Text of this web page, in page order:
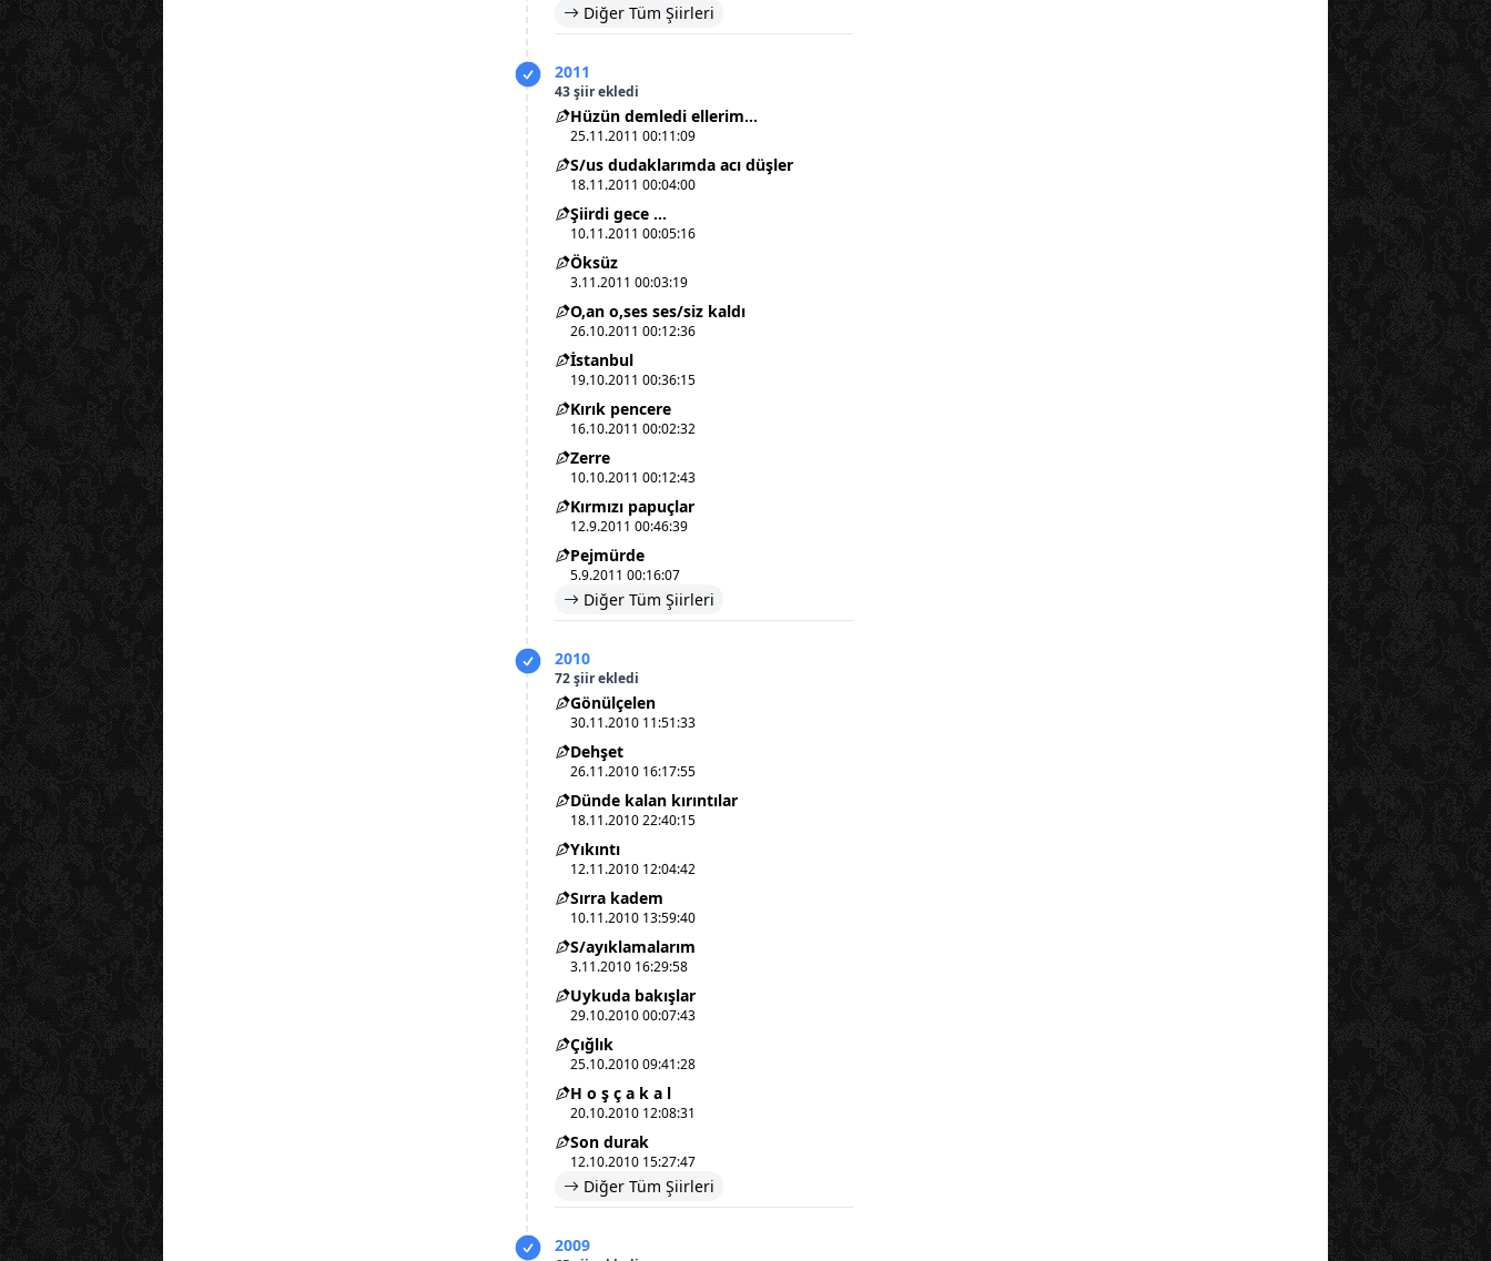
Diğer Tüm Şiirleri
2011
43 şiir ekledi
Hüzün demledi ellerim…
25.11.2011 00:11:09
S/us dudaklarımda acı düşler
18.11.2011 00:04:00
Şiirdi gece …
10.11.2011 00:05:16
Öksüz
3.11.2011 00:03:19
O,an o,ses ses/siz kaldı
26.10.2011 00:12:36
İstanbul
19.10.2011 00:36:15
Kırık pencere
16.10.2011 00:02:32
Zerre
10.10.2011 00:12:43
Kırmızı papuçlar
12.9.2011 00:46:39
Pejmürde
5.9.2011 00:16:07
Diğer Tüm Şiirleri
2010
72 şiir ekledi
Gönülçelen
30.11.2010 11:51:33
Dehşet
26.11.2010 16:17:55
Dünde kalan kırıntılar
18.11.2010 22:40:15
Yıkıntı
12.11.2010 12:04:42
Sırra kadem
10.11.2010 13:59:40
S/ayıklamalarım
3.11.2010 16:29:58
Uykuda bakışlar
29.10.2010 00:07:43
Çığlık
25.10.2010 09:41:28
H o ş ç a k a l
20.10.2010 12:08:31
Son durak
12.10.2010 15:27:47
Diğer Tüm Şiirleri
2009